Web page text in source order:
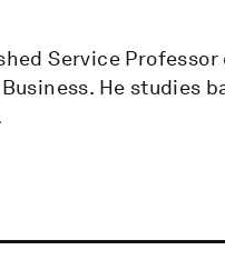
Service
He studies